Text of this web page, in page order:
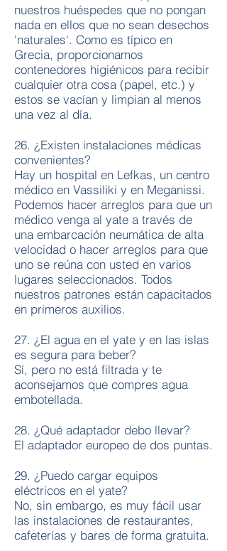
nuestros huéspedes que no pongan
nada en ellos que no sean desechos
'naturales'. Como es típico en
Grecia, proporcionamos
contenedores higiénicos para recibir
cualquier otra cosa (papel, etc.) y
estos se vacían y limpian al menos
una vez al día.
26. ¿Existen instalaciones médicas
convenientes?
Hay un hospital en Lefkas, un centro
médico en Vassiliki y en Meganissi.
Podemos hacer arreglos para que un
médico venga al yate a través de
una embarcación neumática de alta
velocidad o hacer arreglos para que
uno se reúna con usted en varios
lugares seleccionados. Todos
nuestros patrones están capacitados
en primeros auxilios.
27. ¿El agua en el yate y en las islas
es segura para beber?
Sí, pero no está filtrada y te
aconsejamos que compres agua
embotellada.
28. ¿Qué adaptador debo llevar?
El adaptador europeo de dos puntas.
29. ¿Puedo cargar equipos
eléctricos en el yate?
No, sin embargo, es muy fácil usar
las instalaciones de restaurantes,
cafeterías y bares de forma gratuita.